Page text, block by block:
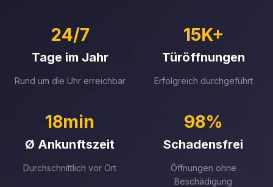
24/7
Tage im Jahr
Rund um die Uhr erreichbar
15K+
Türöffnungen
Erfolgreich durchgeführt
18min
Ø Ankunftszeit
Durchschnittlich vor Ort
98%
Schadensfrei
Öffnungen ohne
Beschädigung